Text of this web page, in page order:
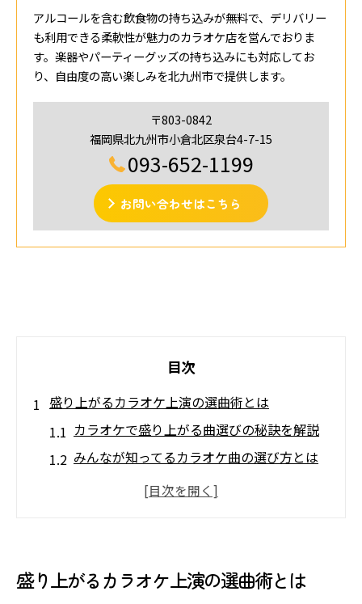
アルコールを含む飲食物の持ち込みが無料で、デリバリー
も利用できる柔軟性が魅力のカラオケ店を営んでおりま
す。楽器やパーティーグッズの持ち込みにも対応してお
り、自由度の高い楽しみを北九州市で提供します。
〒803-0842
福岡県北九州市小倉北区泉台4-7-15
093-652-1199
お問い合わせはこちら
目次
盛り上がるカラオケ上演の選曲術とは
カラオケで盛り上がる曲選びの秘訣を解説
みんなが知ってるカラオケ曲の選び方とは
場の雰囲気に合うカラオケ選曲のコツ紹介
法
盛り上がるカラオケ上演の選曲術とは